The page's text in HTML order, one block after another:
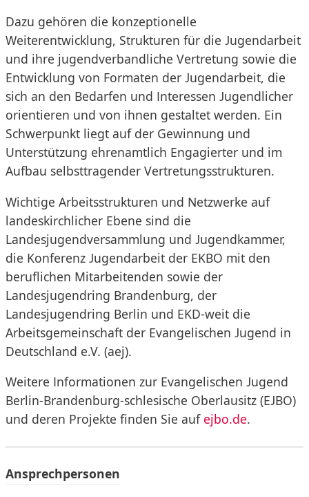
Dazu gehören die konzeptionelle
Weiterentwicklung, Strukturen für die Jugendarbeit
und ihre jugendverbandliche Vertretung sowie die
Entwicklung von Formaten der Jugendarbeit, die
sich an den Bedarfen und Interessen Jugendlicher
orientieren und von ihnen gestaltet werden. Ein
Schwerpunkt liegt auf der Gewinnung und
Unterstützung ehrenamtlich Engagierter und im
Aufbau selbsttragender Vertretungsstrukturen.
Wichtige Arbeitsstrukturen und Netzwerke auf
landeskirchlicher Ebene sind die
Landesjugendversammlung und Jugendkammer,
die Konferenz Jugendarbeit der EKBO mit den
beruflichen Mitarbeitenden sowie der
Landesjugendring Brandenburg, der
Landesjugendring Berlin und EKD-weit die
Arbeitsgemeinschaft der Evangelischen Jugend in
Deutschland e.V. (aej).
Weitere Informationen zur Evangelischen Jugend
Berlin-Brandenburg-schlesische Oberlausitz (EJBO)
und deren Projekte finden Sie auf ejbo.de.
Ansprechpersonen